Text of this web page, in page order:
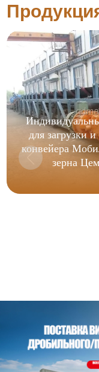
для загрузки
конвейера
зерна